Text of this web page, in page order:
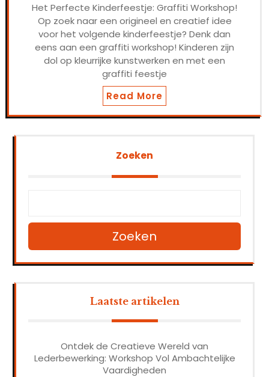
Het Perfecte Kinderfeestje: Graffiti Workshop!
Op zoek naar een origineel en creatief idee
voor het volgende kinderfeestje? Denk dan
eens aan een graffiti workshop! Kinderen zijn
dol op kleurrijke kunstwerken en met een
graffiti feestje
Read More
Zoeken
Zoeken
Laatste artikelen
Ontdek de Creatieve Wereld van
Lederbewerking: Workshop Vol Ambachtelijke
Vaardigheden